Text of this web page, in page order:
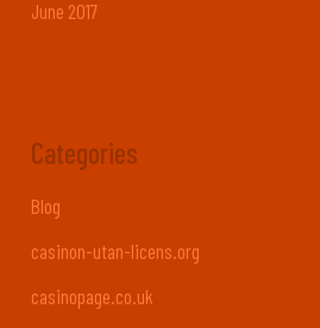
June 2017
Categories
Blog
casinon-utan-licens.org
casinopage.co.uk